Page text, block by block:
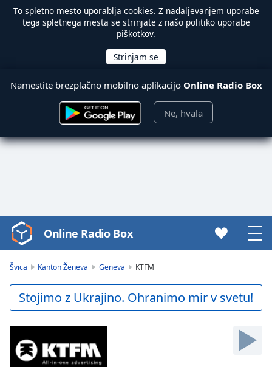
To spletno mesto uporablja cookies. Z nadaljevanjem uporabe
tega spletnega mesta se strinjate z našo politiko uporabe
piškotkov.
Namestite brezplačno mobilno aplikacijo Online Radio Box
Ne, hvala
Video
Player
Play
Video
Backward
Skip
Forward
Online Radio Box
Švica Kanton Ženeva Geneva KTFM
Stojimo z Ukrajino. Ohranimo mir v svetu!